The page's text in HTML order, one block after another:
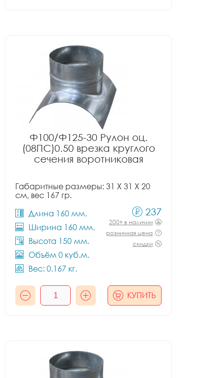
Ф100/Ф125-30 Рулон оц.
(08ПС)0.50 врезка круглого
сечения воротниковая
Габаритные размеры: 31 X 31 X 20
см, вес 167 гр.
Длина 160 мм.
Ширина 160 мм.
Высота 150 мм.
Объём 0 куб.м.
Вес: 0.167 кг.
237
200+ в наличии
розничная цена
скидки
КУПИТЬ